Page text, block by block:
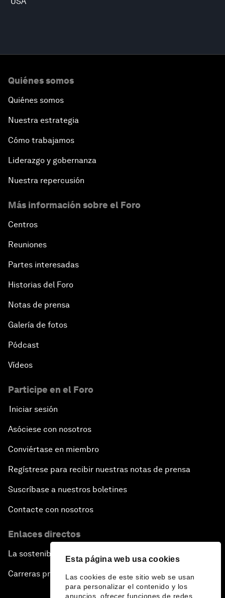
Esta página web usa cookies
Las cookies de este sitio web se usan
para personalizar el contenido y los
anuncios, ofrecer funciones de redes
Quiénes somos
Quiénes somos
Nuestra estrategia
Cómo trabajamos
Liderazgo y gobernanza
Nuestra repercusión
Más información sobre el Foro
Centros
Reuniones
Partes interesadas
Historias del Foro
Notas de prensa
Galería de fotos
Pódcast
Vídeos
Participe en el Foro
Iniciar sesión
Asóciese con nosotros
Conviértase en miembro
Regístrese para recibir nuestras notas de prensa
Suscríbase a nuestros boletines
Contacte con nosotros
Enlaces directos
La sostenibilidad en el Foro
Carreras profesionales